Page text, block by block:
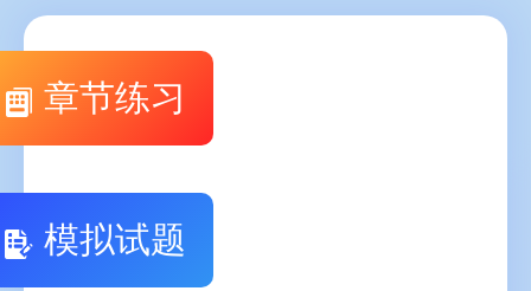
章节练习
模拟试题